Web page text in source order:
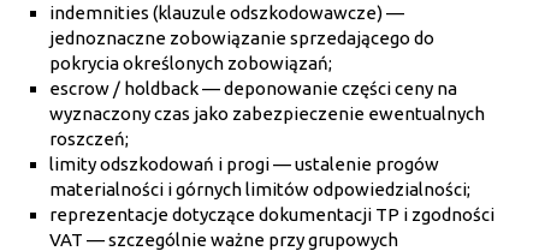
indemnities (klauzule odszkodowawcze) —
jednoznaczne zobowiązanie sprzedającego do
pokrycia określonych zobowiązań;
escrow / holdback — deponowanie części ceny na
wyznaczony czas jako zabezpieczenie ewentualnych
roszczeń;
limity odszkodowań i progi — ustalenie progów
materialności i górnych limitów odpowiedzialności;
reprezentacje dotyczące dokumentacji TP i zgodności
VAT — szczególnie ważne przy grupowych